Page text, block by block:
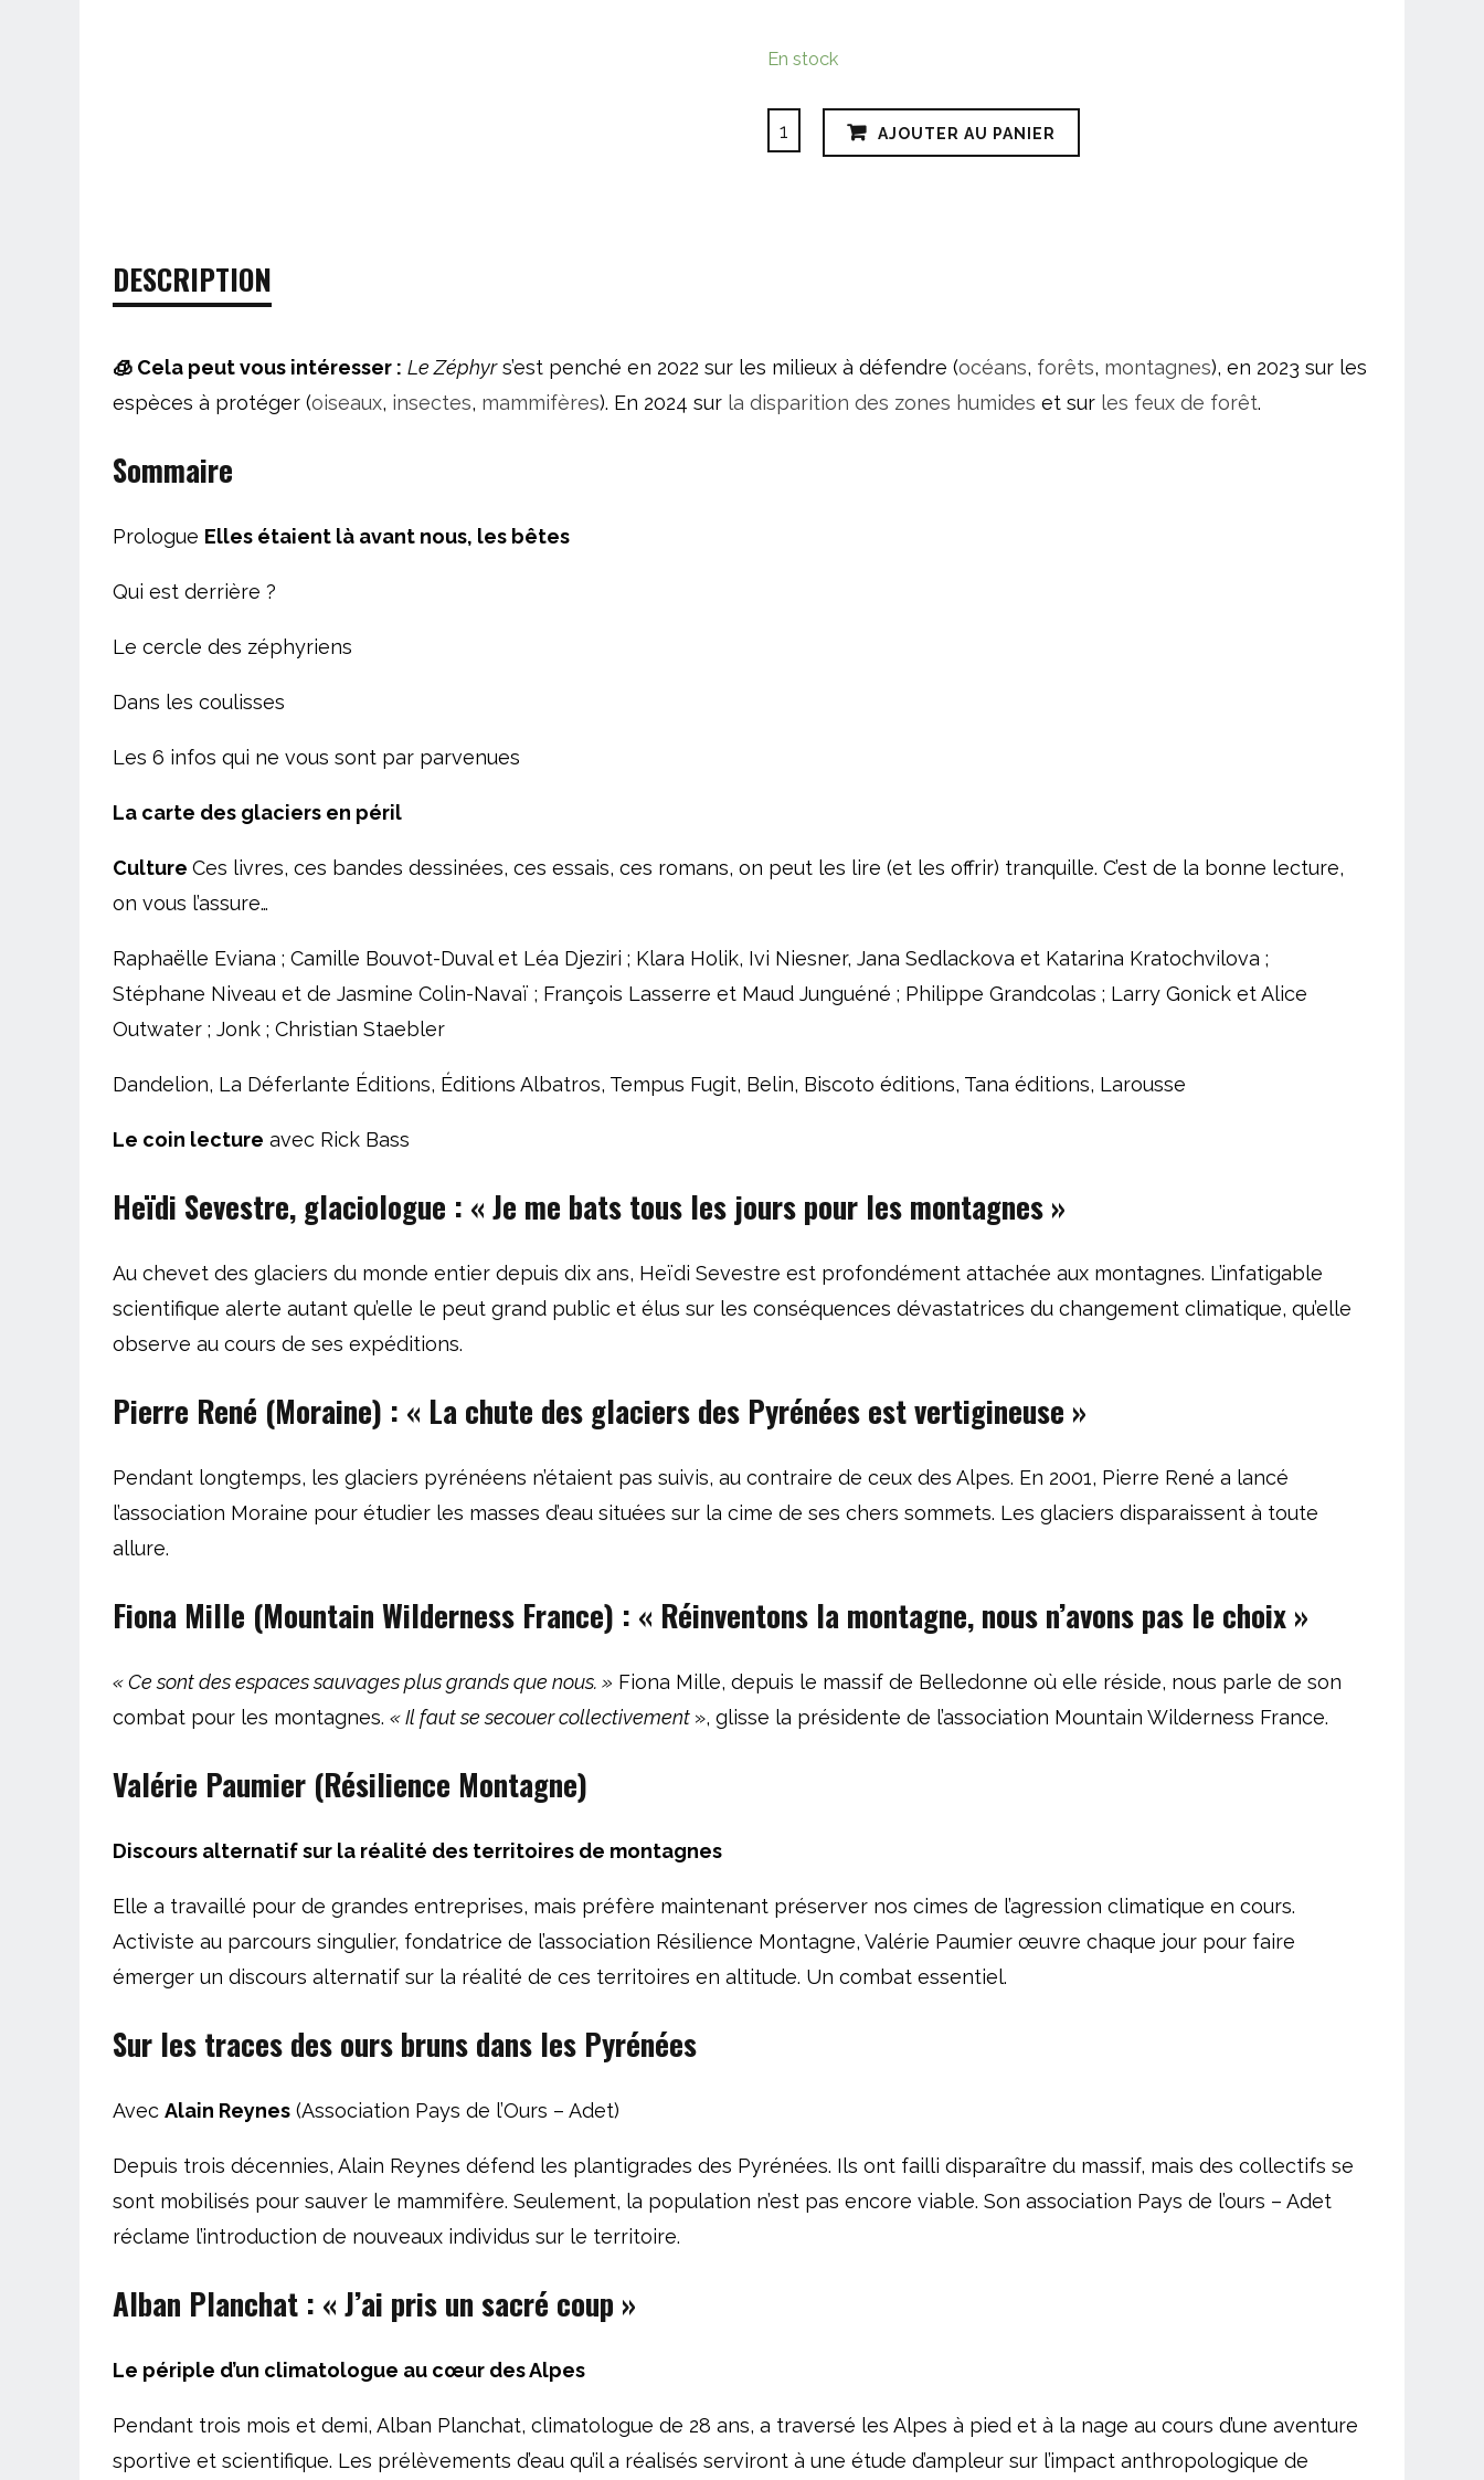
En stock
quantité
de
sommets
AJOUTER AU PANIER
DESCRIPTION
🧊 Cela peut vous intéresser : Le Zéphyrs’est penché en 2022 sur les milieux à défendre (océans, forêts, montagnes), en 2023 sur les
espèces à protéger (oiseaux, insectes, mammifères). En 2024 sur la disparition des zones humides et sur les feux de forêt.
Sommaire
Prologue Elles étaient là avant nous, les bêtes
Qui est derrière ?
Le cercle des zéphyriens
Dans les coulisses
Les 6 infos qui ne vous sont par parvenues
La carte des glaciers en péril
Culture Ces livres, ces bandes dessinées, ces essais, ces romans, on peut les lire (et les offrir) tranquille. C’est de la bonne lecture,
on vous l’assure…
Raphaëlle Eviana ; Camille Bouvot-Duval et Léa Djeziri ; Klara Holik, Ivi Niesner, Jana Sedlackova et Katarina Kratochvilova ;
Stéphane Niveau et de Jasmine Colin-Navaï ; François Lasserre et Maud Junguéné ; Philippe Grandcolas ; Larry Gonick et Alice
Outwater ; Jonk ; Christian Staebler
Dandelion, La Déferlante Éditions, Éditions Albatros, Tempus Fugit, Belin, Biscoto éditions, Tana éditions, Larousse
Le coin lecture avec Rick Bass
Heïdi Sevestre, glaciologue : « Je me bats tous les jours pour les montagnes »
Au chevet des glaciers du monde entier depuis dix ans, Heïdi Sevestre est profondément attachée aux montagnes. L’infatigable
scientifique alerte autant qu’elle le peut grand public et élus sur les conséquences dévastatrices du changement climatique, qu’elle
observe au cours de ses expéditions.
Pierre René (Moraine) : « La chute des glaciers des Pyrénées est vertigineuse »
Pendant longtemps, les glaciers pyrénéens n’étaient pas suivis, au contraire de ceux des Alpes. En 2001, Pierre René a lancé
l’association Moraine pour étudier les masses d’eau situées sur la cime de ses chers sommets. Les glaciers disparaissent à toute
allure.
Fiona Mille (Mountain Wilderness France) : « Réinventons la montagne, nous n’avons pas le choix »
«Ce sont des espaces sauvages plus grands que nous. » Fiona Mille, depuis le massif de Belledonne où elle réside, nous parle de son
combat pour les montagnes. «Il faut se secouer collectivement », glisse la présidente de l’association Mountain Wilderness France.
Valérie Paumier (Résilience Montagne)
Discours alternatif sur la réalité des territoires de montagnes
Elle a travaillé pour de grandes entreprises, mais préfère maintenant préserver nos cimes de l’agression climatique en cours.
Activiste au parcours singulier, fondatrice de l’association Résilience Montagne, Valérie Paumier œuvre chaque jour pour faire
émerger un discours alternatif sur la réalité de ces territoires en altitude. Un combat essentiel.
Sur les traces des ours bruns dans les Pyrénées
Avec Alain Reynes (Association Pays de l’Ours – Adet)
Depuis trois décennies, Alain Reynes défend les plantigrades des Pyrénées. Ils ont failli disparaître du massif, mais des collectifs se
sont mobilisés pour sauver le mammifère. Seulement, la population n’est pas encore viable. Son association Pays de l’ours – Adet
réclame l’introduction de nouveaux individus sur le territoire.
Alban Planchat : « J’ai pris un sacré coup »
Le périple d’un climatologue au cœur des Alpes
Pendant trois mois et demi, Alban Planchat, climatologue de 28 ans, a traversé les Alpes à pied et à la nage au cours d’une aventure
sportive et scientifique. Les prélèvements d’eau qu’il a réalisés serviront à une étude d’ampleur sur l’impact anthropologique de